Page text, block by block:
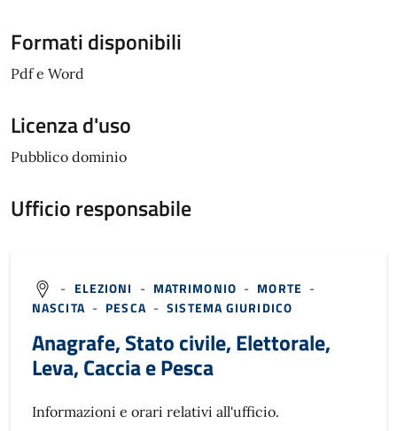
Formati disponibili
Pdf e Word
Licenza d'uso
Pubblico dominio
Ufficio responsabile
- ELEZIONI - MATRIMONIO - MORTE -
NASCITA - PESCA -SISTEMA GIURIDICO
Anagrafe, Stato civile, Elettorale,
Leva, Caccia e Pesca
Informazioni e orari relativi all'ufficio.